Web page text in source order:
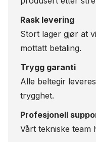
Rask levering
Stort lager gjør at
mottatt betaling.
Trygg garanti
Alle beltegir
trygghet.
Profesjonell
Vårt tekniske team